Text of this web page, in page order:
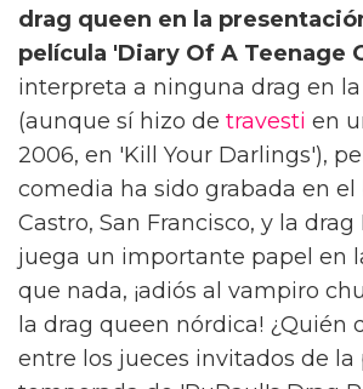
drag queen en la
película 'Diary Of A Teenage
interpreta a ninguna drag en
(aunque sí hizo de travesti en
2006, en 'Kill Your Darlings'),
comedia ha sido grabada en el
Castro, San Francisco, y la
juega un importante papel en
que nada, ¡adiós al vampiro
la drag queen nórdica! ¿Quién
entre los jueces invitados de la